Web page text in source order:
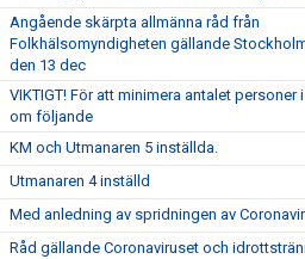
Angående skärpta allmänna råd från
Folkhälsomyndigheten gällande
den 13 dec
VIKTIGT! För att minimera antalet personer
om följande
KM och Utmanaren 5 inställda.
Utmanaren 4 inställd
Med anledning av spridningen av
Råd gällande Coronaviruset och